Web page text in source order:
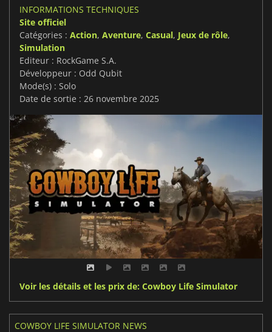
INFORMATIONS TECHNIQUES
Site officiel
Catégories : Action, Aventure, Casual, Jeux de rôle,
Simulation
Editeur : RockGame S.A.
Développeur : Odd Qubit
Mode(s) : Solo
Date de sortie : 26 novembre 2025
Voir les détails et les prix de: Cowboy Life Simulator
COWBOY LIFE SIMULATOR NEWS